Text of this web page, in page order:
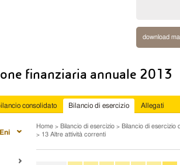
finanziaria annuale 2013
download
consolidato Bilancio di esercizio Allegati
Home Bilancio di esercizio
Bilancio di esercizio
13 Altre attività correnti